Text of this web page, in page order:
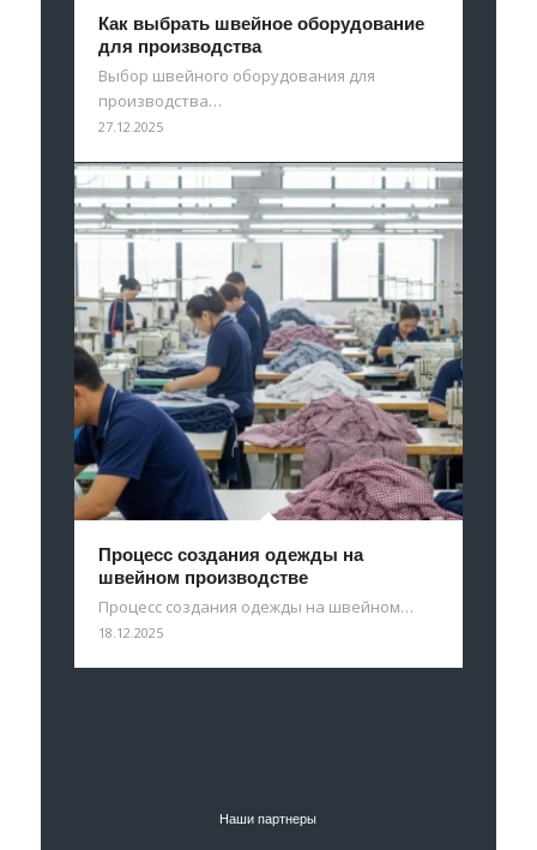
Как выбрать швейное оборудование
для производства
Выбор швейного оборудования для
производства…
27.12.2025
Процесс создания одежды на
швейном производстве
Процесс создания одежды на швейном…
18.12.2025
Наши партнеры